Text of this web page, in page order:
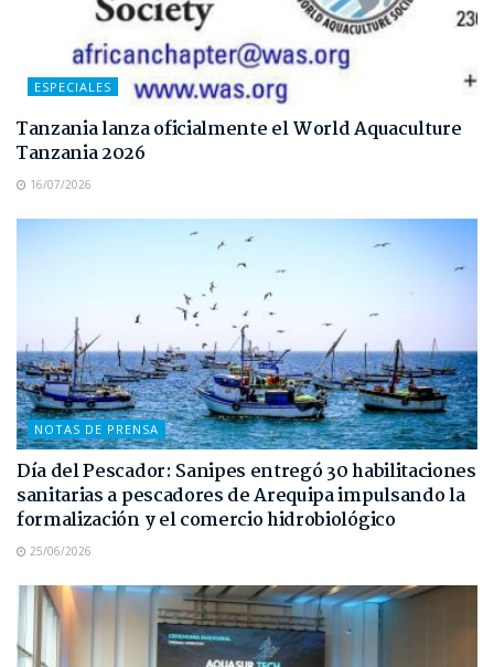
ESPECIALES
Tanzania lanza oficialmente el World Aquaculture
Tanzania 2026
16/07/2026
NOTAS DE PRENSA
Día del Pescador: Sanipes entregó 30 habilitaciones
sanitarias a pescadores de Arequipa impulsando la
formalización y el comercio hidrobiológico
25/06/2026